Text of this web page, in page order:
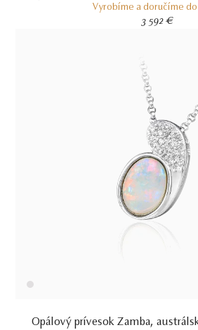
Vyrobíme a doručíme do
3 592 €
Opálový prívesok Zamba,